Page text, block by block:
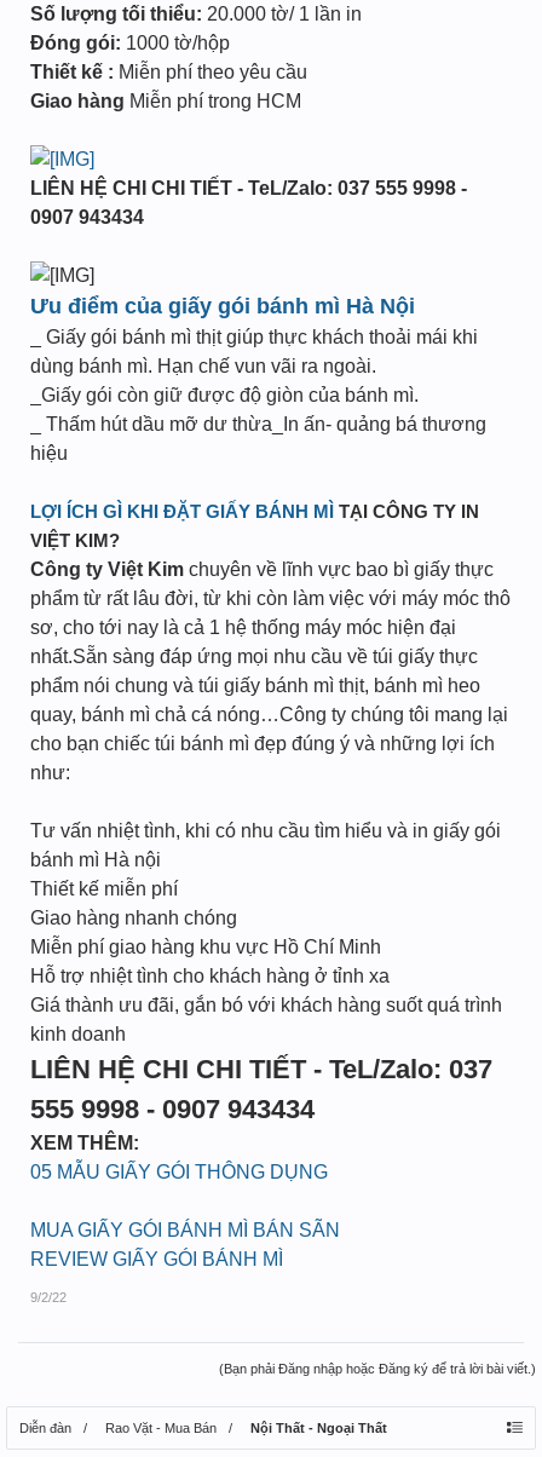
Số lượng tối thiểu: 20.000 tờ/ 1 lần in
Đóng gói: 1000 tờ/hộp
Thiết kế : Miễn phí theo yêu cầu
Giao hàng Miễn phí trong HCM
LIÊN HỆ CHI CHI TIẾT - TeL/Zalo: 037 555 9998 -
0907 943434
Ưu điểm của giấy gói bánh mì Hà Nội
_ Giấy gói bánh mì thịt giúp thực khách thoải mái khi
dùng bánh mì. Hạn chế vun vãi ra ngoài.
_Giấy gói còn giữ được độ giòn của bánh mì.
_ Thấm hút dầu mỡ dư thừa_In ấn- quảng bá thương
hiệu
LỢI ÍCH GÌ KHI ĐẶT GIẤY BÁNH MÌ TẠI CÔNG TY IN
VIỆT KIM?
Công ty Việt Kim chuyên về lĩnh vực bao bì giấy thực
phẩm từ rất lâu đời, từ khi còn làm việc với máy móc thô
sơ, cho tới nay là cả 1 hệ thống máy móc hiện đại
nhất.Sẵn sàng đáp ứng mọi nhu cầu về túi giấy thực
phẩm nói chung và túi giấy bánh mì thịt, bánh mì heo
quay, bánh mì chả cá nóng…Công ty chúng tôi mang lại
cho bạn chiếc túi bánh mì đẹp đúng ý và những lợi ích
như:
Tư vấn nhiệt tình, khi có nhu cầu tìm hiểu và in giấy gói
bánh mì Hà nội
Thiết kế miễn phí
Giao hàng nhanh chóng
Miễn phí giao hàng khu vực Hồ Chí Minh
Hỗ trợ nhiệt tình cho khách hàng ở tỉnh xa
Giá thành ưu đãi, gắn bó với khách hàng suốt quá trình
kinh doanh
LIÊN HỆ CHI CHI TIẾT - TeL/Zalo: 037
555 9998 - 0907 943434
XEM THÊM:
05 MẪU GIẤY GÓI THÔNG DỤNG
MUA GIẤY GÓI BÁNH MÌ BÁN SÃN
REVIEW GIẤY GÓI BÁNH MÌ
9/2/22
(Bạn phải Đăng nhập hoặc Đăng ký để trả lời bài viết.)
Diễn đàn Rao Vặt - Mua Bán Nội Thất - Ngoại Thất